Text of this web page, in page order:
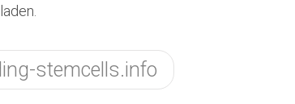
stemcells.info